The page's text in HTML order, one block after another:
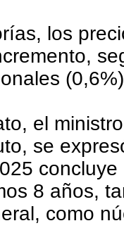
los
el
se
8 años,
como